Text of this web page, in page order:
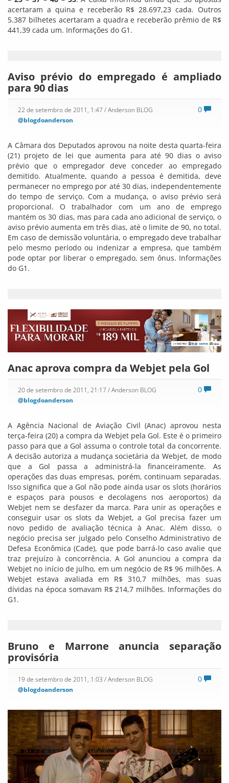
acertaram a quina e receberão R$ 28.697,23 cada. Outros
5.387 bilhetes acertaram a quadra e receberão prêmio de R$
441,39 cada um. Informações do G1.
Aviso prévio do empregado é ampliado
para 90 dias
0
22 de setembro de 2011, 1:47 / Anderson BLOG
@blogdoanderson
A Câmara dos Deputados aprovou na noite desta quarta-feira
(21) projeto de lei que aumenta para até 90 dias o aviso
prévio que o empregador deve conceder ao empregado
demitido. Atualmente, quando a pessoa é demitida, deve
permanecer no emprego por até 30 dias, independentemente
do tempo de serviço. Com a mudança, o aviso prévio será
proporcional. O trabalhador com um ano de emprego
mantém os 30 dias, mas para cada ano adicional de serviço, o
aviso prévio aumenta em três dias, até o limite de 90, no total.
Em caso de demissão voluntária, o empregado deve trabalhar
pelo mesmo período ou indenizar a empresa, que também
pode optar por liberar o empregado, sem ônus. Informações
do G1.
Anac aprova compra da Webjet pela Gol
0
20 de setembro de 2011, 21:17 / Anderson BLOG
@blogdoanderson
A Agência Nacional de Aviação Civil (Anac) aprovou nesta
terça-feira (20) a compra da Webjet pela Gol. Este é o primeiro
passo para que a Gol assuma o controle total da concorrente.
A decisão autoriza a mudança societária da Webjet, de modo
que a Gol passa a administrá-la financeiramente. As
operações das duas empresas, porém, continuam separadas.
Isso significa que a Gol não pode ainda usar os slots (horários
e espaços para pousos e decolagens nos aeroportos) da
Webjet nem se desfazer da marca. Para unir as operações e
conseguir usar os slots da Webjet, a Gol precisa fazer um
novo pedido de avaliação técnica à Anac. Além disso, o
negócio precisa ser julgado pelo Conselho Administrativo de
Defesa Econômica (Cade), que pode barrá-lo caso avalie que
traz prejuízo à concorrência. A Gol anunciou a compra da
Webjet no início de julho, em um negócio de R$ 96 milhões. A
Webjet estava avaliada em R$ 310,7 milhões, mas suas
dívidas na época somavam R$ 214,7 milhões. Informações do
G1.
Bruno e Marrone anuncia separação
provisória
0
19 de setembro de 2011, 1:03 / Anderson BLOG
@blogdoanderson